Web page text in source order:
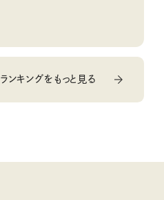
ランキングをもっと見る